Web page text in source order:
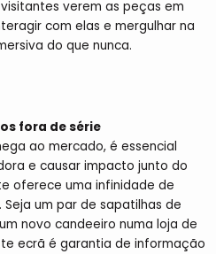
verem as peças em
com elas e mergulhar na
do que nunca.
fora de série
ao mercado, é essencial
e causar impacto junto do
oferece uma infinidade de
um par de sapatilhas de
novo candeeiro numa loja de
ecrã é garantia de informação